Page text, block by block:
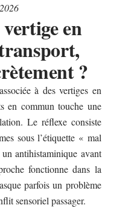
en
?
à des vertiges en
en commun touche une
Le réflexe consiste
sous l’étiquette « mal
antihistaminique avant
fonctionne dans la
parfois un problème
sensoriel passager.